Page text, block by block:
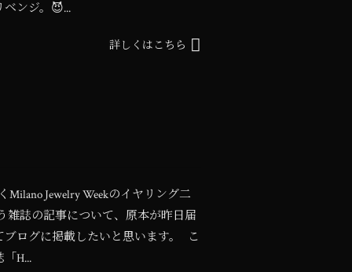
ンジ。😈...
詳しくはこちら
Milano Jewelry Weekのイヤリング二
雑誌の記事について、原本が昨日届
ログに掲載したいと思います。 こ
H...